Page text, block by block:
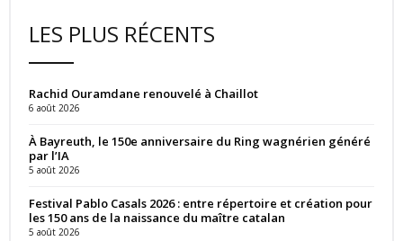
LES PLUS RÉCENTS
Rachid Ouramdane renouvelé à Chaillot
6 août 2026
À Bayreuth, le 150e anniversaire du Ring wagnérien généré
par l’IA
5 août 2026
Festival Pablo Casals 2026 : entre répertoire et création pour
les 150 ans de la naissance du maître catalan
5 août 2026